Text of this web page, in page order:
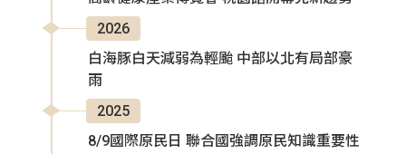
2026
白海豚白天減弱為輕颱 中部以北有局部豪
雨
2025
8/9國際原民日 聯合國強調原民知識重要性